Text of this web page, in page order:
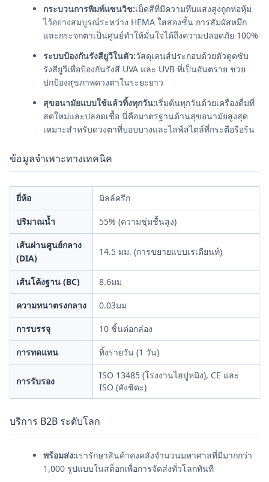
กระบวนการพิมพ์แซนวิช:เม็ดสีที่มีความทึบแสงสูงถูกห่อหุ้ม
ไว้อย่างสมบูรณ์ระหว่าง HEMA ใสสองชั้น การสัมผัสหมึก
และกระจกตาเป็นศูนย์ทำให้มั่นใจได้ถึงความปลอดภัย 100%
ระบบป้องกันรังสียูวีในตัว:วัสดุเลนส์ประกอบด้วยตัวดูดซับ
รังสียูวีเพื่อป้องกันรังสี UVA และ UVB ที่เป็นอันตราย ช่วย
ปกป้องสุขภาพดวงตาในระยะยาว
สุขอนามัยแบบใช้แล้วทิ้งทุกวัน:เริ่มต้นทุกวันด้วยเครื่องดื่มที่
สดใหม่และปลอดเชื้อ นี่คือมาตรฐานด้านสุขอนามัยสูงสุด
เหมาะสำหรับดวงตาที่บอบบางและไลฟ์สไตล์ที่กระตือรือร้น
ข้อมูลจำเพาะทางเทคนิค
ยี่ห้อ มิลล์ครีก
ปริมาณน้ำ 55% (ความชุ่มชื้นสูง)
เส้นผ่านศูนย์กลาง
(DIA)
14.5 มม. (การขยายแบบเรเดียนท์)
เส้นโค้งฐาน (BC) 8.6มม
ความหนาตรงกลาง 0.03มม
การบรรจุ 10 ชิ้นต่อกล่อง
การทดแทน ทิ้งรายวัน (1 วัน)
การรับรอง
ISO 13485 (โรงงานไฮปูหมิง), CE และ
ISO (คังชิดะ)
บริการ B2B ระดับโลก
พร้อมส่ง:เรารักษาสินค้าคงคลังจำนวนมหาศาลที่มีมากกว่า
1,000 รูปแบบในสต็อกเพื่อการจัดส่งทั่วโลกทันที